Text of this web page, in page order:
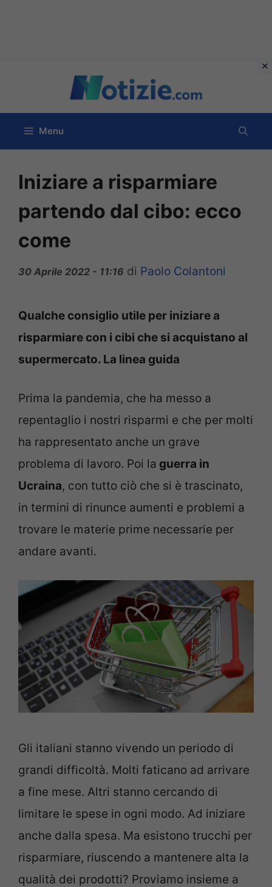
contenuto
Menu
Iniziare a risparmiare
partendo dal cibo: ecco
come
30 Aprile 2022 - 11:16 di Paolo Colantoni
Qualche consiglio utile per iniziare a
risparmiare con i cibi che si acquistano al
supermercato. La linea guida
Prima la pandemia, che ha messo a
repentaglio i nostri risparmi e che per molti
ha rappresentato anche un grave
problema di lavoro. Poi la guerra in
Ucraina, con tutto ciò che si è trascinato,
in termini di rinunce aumenti e problemi a
trovare le materie prime necessarie per
andare avanti.
Gli italiani stanno vivendo un periodo di
grandi difficoltà. Molti faticano ad arrivare
a fine mese. Altri stanno cercando di
limitare le spese in ogni modo. Ad iniziare
anche dalla spesa. Ma esistono trucchi per
risparmiare, riuscendo a mantenere alta la
qualità dei prodotti? Proviamo insieme a